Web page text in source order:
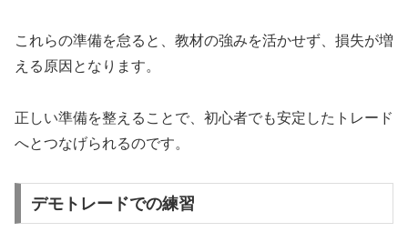
これらの準備を怠ると、教材の強みを活かせず、損失が増
える原因となります。
正しい準備を整えることで、初心者でも安定したトレード
へとつなげられるのです。
デモトレードでの練習